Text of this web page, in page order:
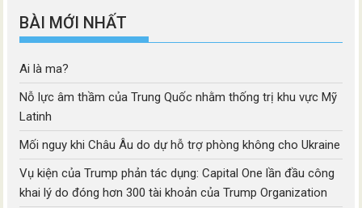
BÀI MỚI NHẤT
Ai là ma?
Nỗ lực âm thầm của Trung Quốc nhằm thống trị khu vực Mỹ
Latinh
Mối nguy khi Châu Âu do dự hỗ trợ phòng không cho Ukraine
Vụ kiện của Trump phản tác dụng: Capital One lần đầu công
khai lý do đóng hơn 300 tài khoản của Trump Organization